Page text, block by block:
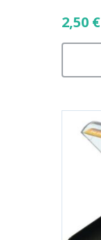
2,50 €